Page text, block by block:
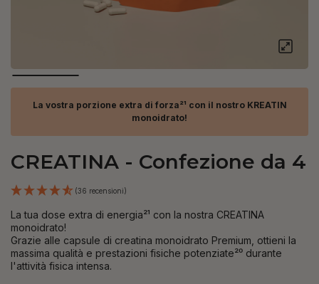
La vostra porzione extra di forza²¹ con il nostro KREATIN
monoidrato!
CREATINA - Confezione da 4
(36 recensioni)
La tua dose extra di energia²¹ con la nostra CREATINA
monoidrato!
Grazie alle capsule di creatina monoidrato Premium, ottieni la
massima qualità e prestazioni fisiche potenziate²⁰ durante
l'attività fisica intensa.